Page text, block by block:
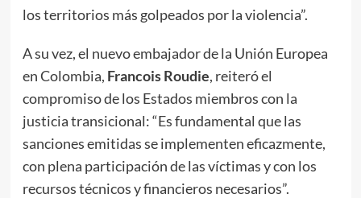
los territorios más golpeados por la violencia”.
A su vez, el nuevo embajador de la Unión Europea
en Colombia, Francois Roudie, reiteró el
compromiso de los Estados miembros con la
justicia transicional: “Es fundamental que las
sanciones emitidas se implementen eficazmente,
con plena participación de las víctimas y con los
recursos técnicos y financieros necesarios”.